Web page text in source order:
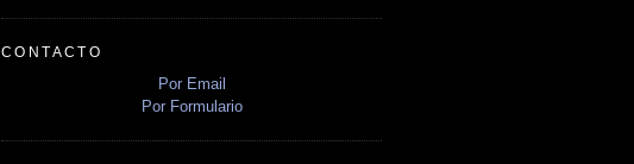
CONTACTO
Por Email
Por Formulario